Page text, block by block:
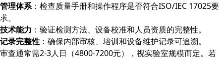
管理体系：检查质量手册和操作程序是否符合ISO/IEC 17025要
求。
技术能力 ：验证检测方法、设备校准和人员资质的完整性。
记录完整性 ：确保内部审核、培训和设备维护记录可追溯。
审查通常需2-3人日（4800-7200元），视实验室规模而定。若